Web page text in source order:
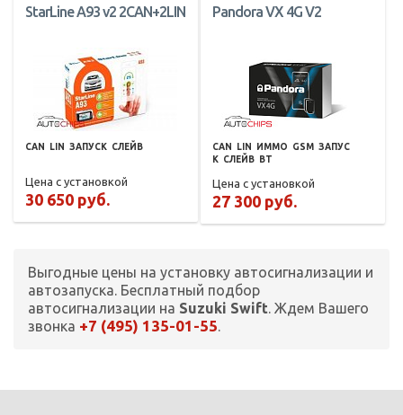
StarLine A93 v2 2CAN+2LIN
CAN LIN ЗАПУСК СЛЕЙВ
Цена с установкой
30 650 руб.
Pandora VX 4G V2
CAN LIN ИММО GSM ЗАПУС
К СЛЕЙВ BT
Цена с установкой
27 300 руб.
Выгодные цены на установку автосигнализации и
автозапуска. Бесплатный подбор
автосигнализации на Suzuki Swift. Ждем Вашего
звонка +7 (495) 135-01-55.